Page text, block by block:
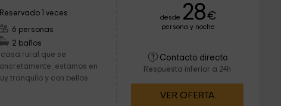
Reservado 1 veces
6 personas
2 baños
rural que se
estamos en
tranquilo y con bellos
desde 28€
persona y noche
Contacto directo
Respuesta inferior a 24h
VER OFERTA